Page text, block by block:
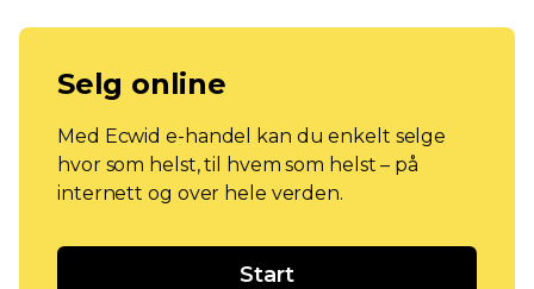
Selg online
Med Ecwid e-handel kan du enkelt selge
hvor som helst, til hvem som helst – på
internett og over hele verden.
Start